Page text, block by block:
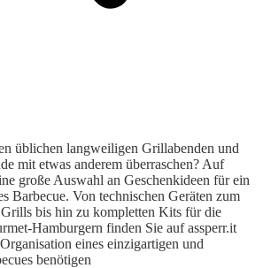
üblichen langweiligen Grillabenden und
mit etwas anderem überraschen? Auf
große Auswahl an Geschenkideen für ein
Barbecue. Von technischen Geräten zum
bis hin zu kompletten Kits für die
Hamburgern finden Sie auf assperr.it
eines einzigartigen und
benötigen